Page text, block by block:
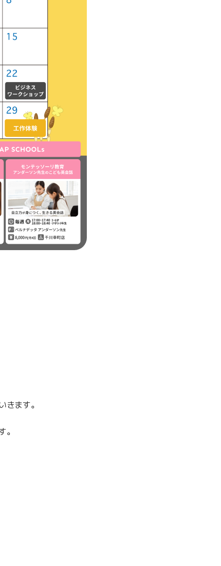
きます。
。